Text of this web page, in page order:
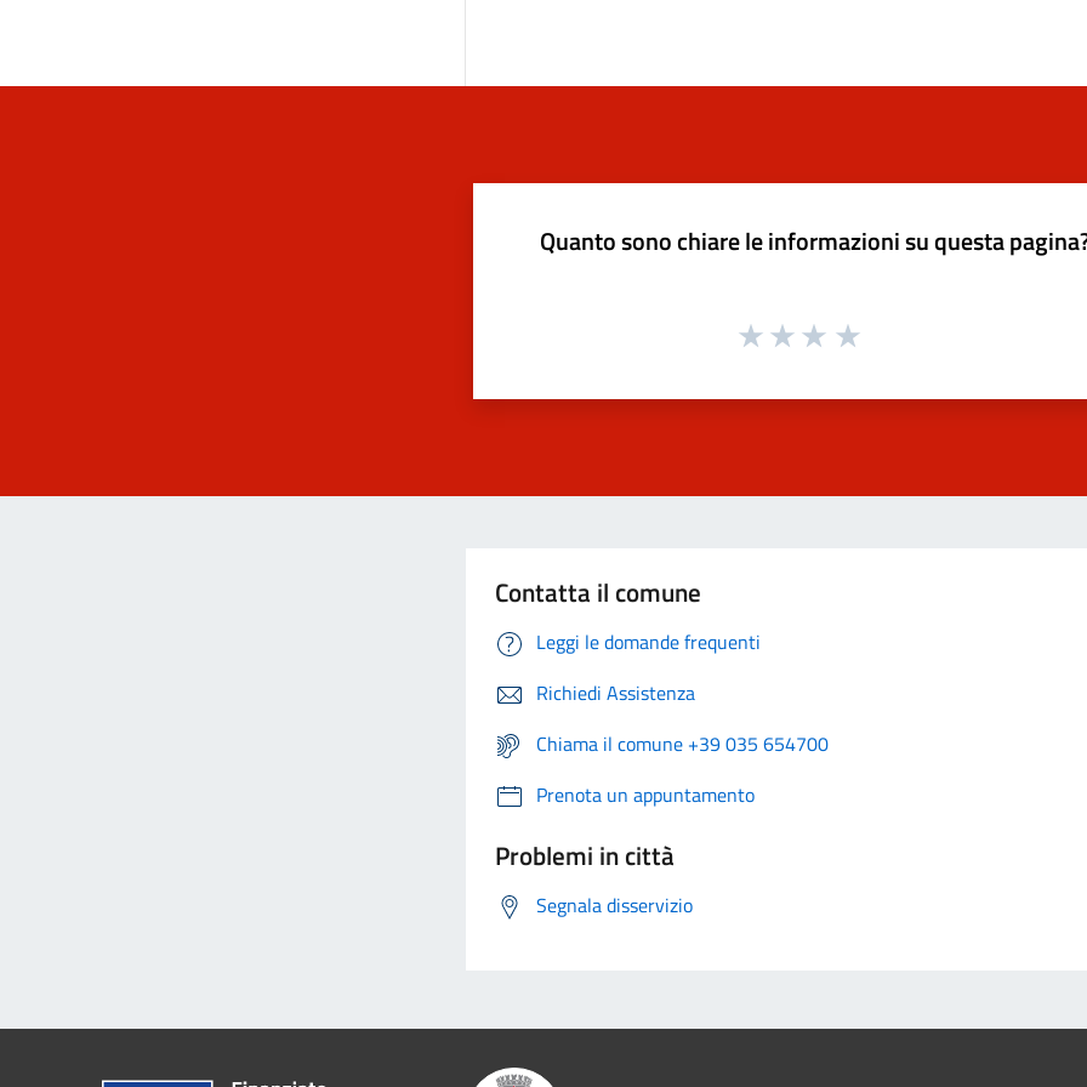
Quanto sono chiare le informazioni su questa
Contatta il comune
Leggi le domande frequenti
Richiedi Assistenza
Chiama il comune +39 035 654700
Prenota un appuntamento
Problemi in città
Segnala disservizio